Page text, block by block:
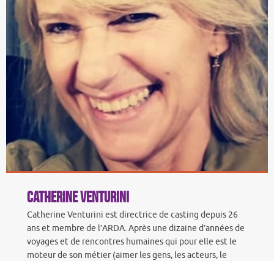
Catherine Venturini
Catherine Venturini est directrice de casting depuis 26
ans et membre de l’ARDA. Après une dizaine d’années de
voyages et de rencontres humaines qui pour elle est le
moteur de son métier (aimer les gens, les acteurs, le